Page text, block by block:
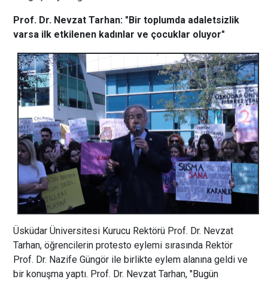
Prof. Dr. Nevzat Tarhan: "Bir toplumda adaletsizlik
varsa ilk etkilenen kadınlar ve çocuklar oluyor"
Üsküdar Üniversitesi Kurucu Rektörü Prof. Dr. Nevzat
Tarhan, öğrencilerin protesto eylemi sırasında Rektör
Prof. Dr. Nazife Güngör ile birlikte eylem alanına geldi ve
bir konuşma yaptı. Prof. Dr. Nevzat Tarhan,"Bugün